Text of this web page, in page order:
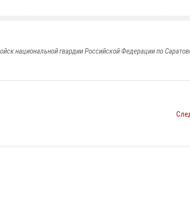
национальной гвардии Российской Федерации по